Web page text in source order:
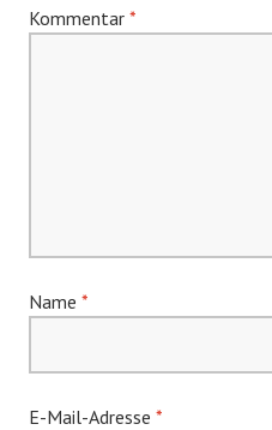
Kommentar *
Name *
E-Mail-Adresse *